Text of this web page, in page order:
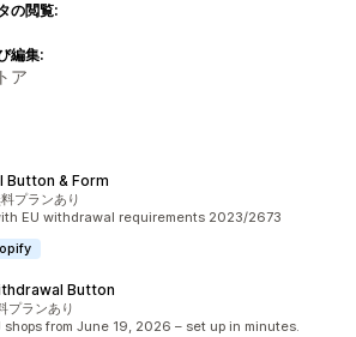
の閲覧:
編集:
ア
Button & Form
2182件
プランあり
EU withdrawal requirements 2023/2673
Button
488件
プランあり
shops from June 19, 2026 – set up in minutes.